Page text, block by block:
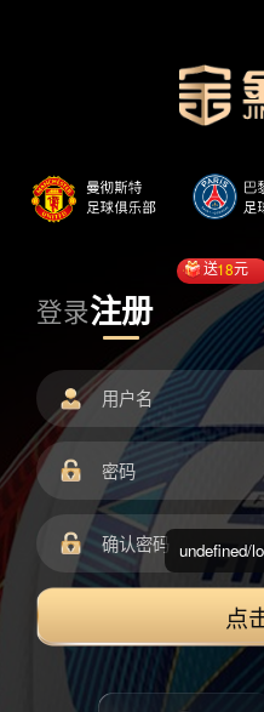
登录注册
送18元
点
undefined/